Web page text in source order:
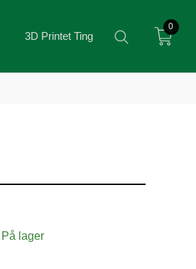
3D Printet Ting
0
På lager